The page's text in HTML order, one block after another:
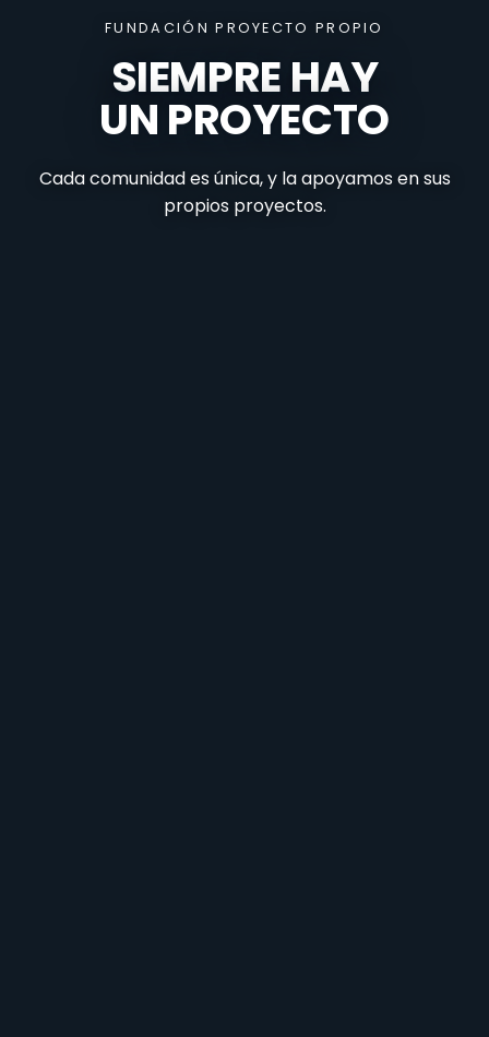
FUNDACIÓN PROYECTO PROPIO
SIEMPRE HAY
UN PROYECTO
Cada comunidad es única, y la apoyamos en sus
propios proyectos.